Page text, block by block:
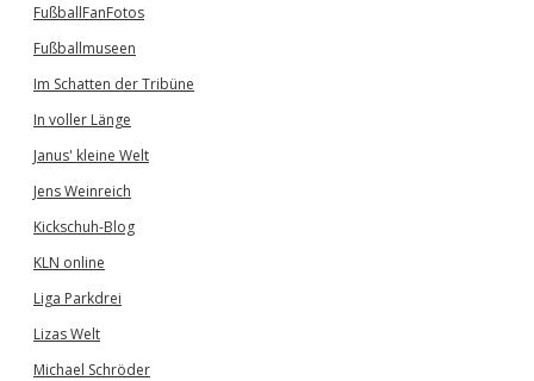
FußballFanFotos
Fußballmuseen
Im Schatten der Tribüne
In voller Länge
Janus' kleine Welt
Jens Weinreich
Kickschuh-Blog
KLN online
Liga Parkdrei
Lizas Welt
Michael Schröder